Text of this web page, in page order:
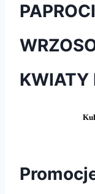
KWIATY